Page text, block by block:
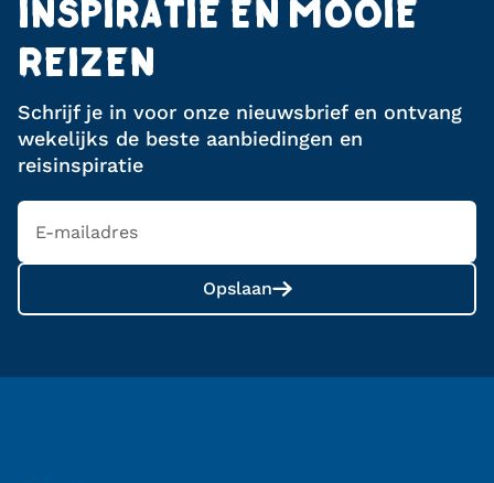
INSPIRATIE EN MOOIE
REIZEN
Schrijf je in voor onze nieuwsbrief en ontvang
wekelijks de beste aanbiedingen en
reisinspiratie
Opslaan